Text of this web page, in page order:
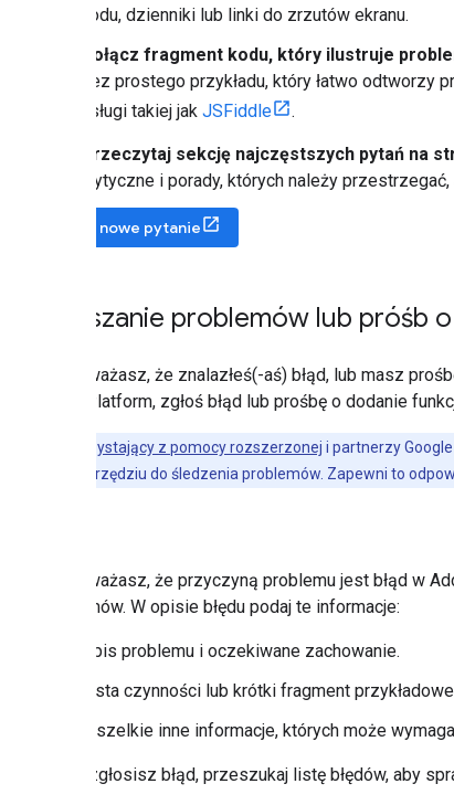
kodu, dzienniki lub linki do zrzutów ekranu.
Dołącz fragment kodu, który ilustruje
bez prostego przykładu, który łatwo
usługi takiej jak JSFiddle .
Przeczytaj sekcję najczęstszych pytań na
wytyczne i porady, których należy
Zadaj nowe pytanie
Zgłaszanie problemów lub próśb
Jeśli uważasz, że znalazłeś(-aś) błąd, lub masz
Maps Platform, zgłoś błąd lub prośbę o dodanie
Klienci korzystający z pomocy rozszerzonej i partnerzy
problemy w narzędziu do śledzenia problemów. Zapewni to
Jeśli uważasz, że przyczyną problemu jest błąd w
problemów. W opisie błędu podaj te informacje:
Opis problemu i oczekiwane zachowanie.
Lista czynności lub krótki fragment
Wszelkie inne informacje, których może
Zanim zgłosisz błąd, przeszukaj listę błędów, aby